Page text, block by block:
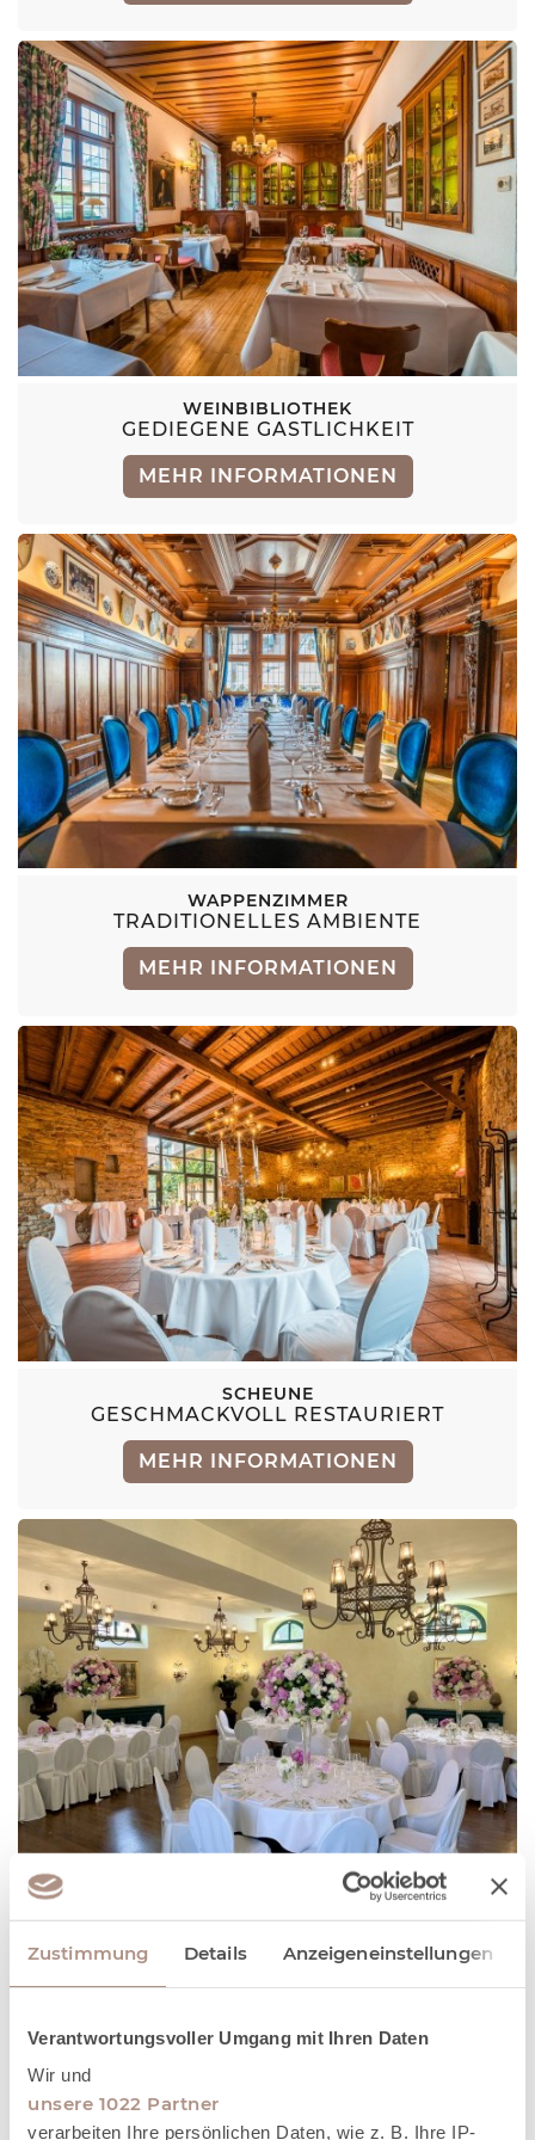
Zustimmung Details Anzeigeneinstellungen
Verantwortungsvoller Umgang mit Ihren Daten
Wir und
unsere 1022 Partner
verarbeiten Ihre persönlichen Daten, wie z. B. Ihre IP-
WEINBIBLIOTHEK
GEDIEGENE GASTLICHKEIT
MEHR INFORMATIONEN
WAPPENZIMMER
TRADITIONELLES AMBIENTE
MEHR INFORMATIONEN
SCHEUNE
GESCHMACKVOLL RESTAURIERT
MEHR INFORMATIONEN
ORT FÜR FESTLICHKEITEN ALLER ART
MEHR INFORMATIONEN